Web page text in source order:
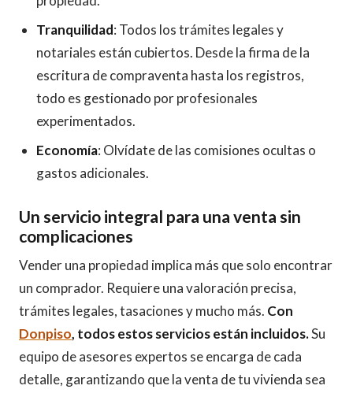
Tranquilidad: Todos los trámites legales y
notariales están cubiertos. Desde la firma de la
escritura de compraventa hasta los registros,
todo es gestionado por profesionales
experimentados.
Economía: Olvídate de las comisiones ocultas o
gastos adicionales.
Un servicio integral para una venta sin
complicaciones
Vender una propiedad implica más que solo encontrar
un comprador. Requiere una valoración precisa,
trámites legales, tasaciones y mucho más. Con
Donpiso, todos estos servicios están incluidos.Su
equipo de asesores expertos se encarga de cada
detalle, garantizando que la venta de tu vivienda sea